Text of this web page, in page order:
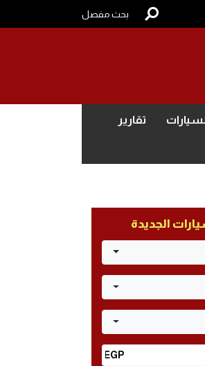
بحث مفصل
تقارير
الجديدة